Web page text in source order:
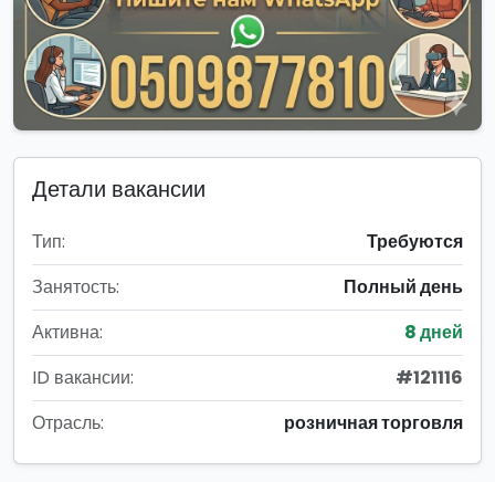
Детали вакансии
Тип:
Требуются
Занятость:
Полный день
Активна:
8 дней
ID вакансии:
#121116
Отрасль:
розничная торговля